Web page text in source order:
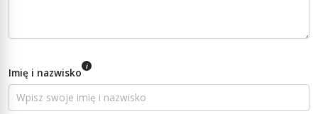
Imię i nazwisko i